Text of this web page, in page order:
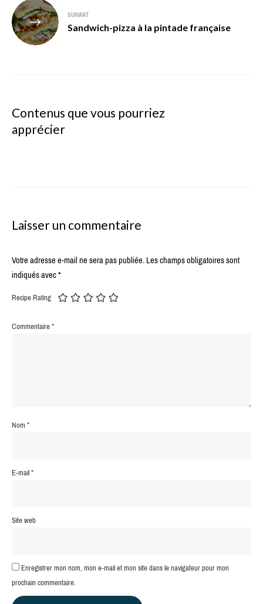
SUIVANT
Sandwich-pizza à la pintade française
Contenus que vous pourriez
apprécier
Laisser un commentaire
Votre adresse e-mail ne sera pas publiée.Les champs obligatoires sont
indiqués avec*
Recipe Rating
Commentaire*
Nom*
E-mail*
Site web
Enregistrer mon nom, mon e-mail et mon site dans le navigateur pour mon
prochain commentaire.